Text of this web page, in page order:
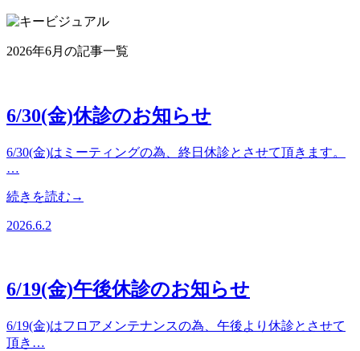
2026年6月の記事一覧
6/30(金)休診のお知らせ
6/30(金)はミーティングの為、終日休診とさせて頂きます。
…
続きを読む→
2026.6.2
6/19(金)午後休診のお知らせ
6/19(金)はフロアメンテナンスの為、午後より休診とさせて
頂き…